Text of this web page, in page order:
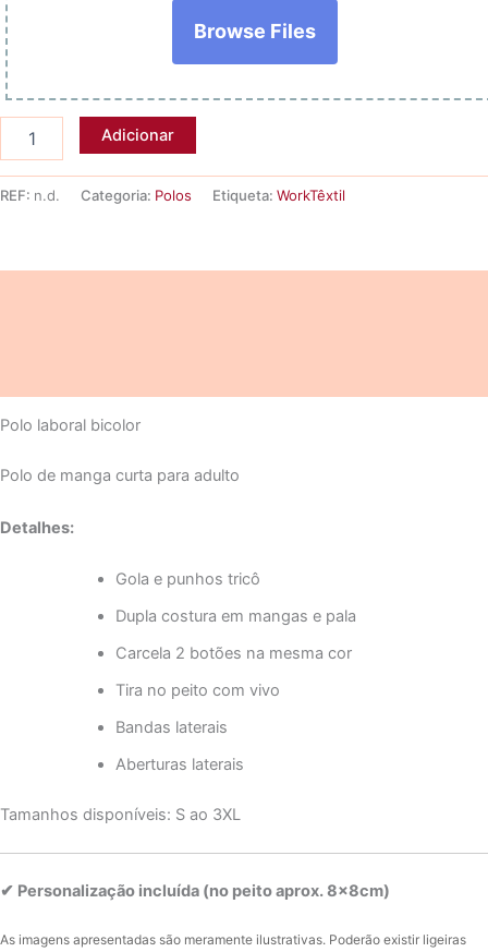
Browse Files
laboral
Adicionar
REF: n.d. Categoria: Polos Etiqueta: WorkTêxtil
Polo laboral bicolor
Polo de manga curta para adulto
Detalhes:
Gola e punhos tricô
Dupla costura em mangas e pala
Carcela 2 botões na mesma cor
Tira no peito com vivo
Bandas laterais
Aberturas laterais
Tamanhos disponíveis: S ao 3XL
✔ Personalização incluída (no peito aprox. 8x8cm)
As imagens apresentadas são meramente ilustrativas. Poderão existir ligeiras